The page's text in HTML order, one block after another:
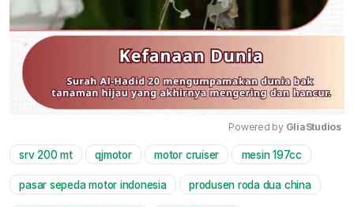
Mute
Powered by GliaStudios
srv 200 mt qjmotor motor cruiser mesin 197cc
pasar sepeda motor indonesia produsen roda dua china